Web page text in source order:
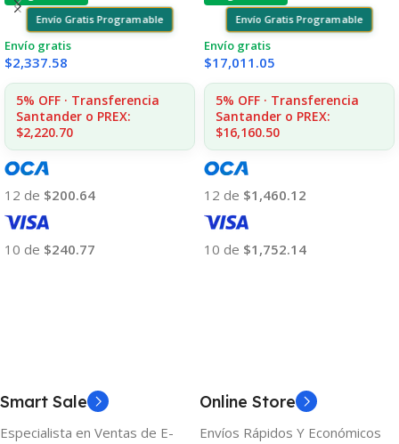
Envío Gratis Programable
Envío gratis
$2,337.58
5% OFF · Transferencia
Santander o PREX:
$2,220.70
12 de $200.64
10 de $240.77
Envío Gratis Programable
Envío gratis
$17,011.05
5% OFF · Transferencia
Santander o PREX:
$16,160.50
12 de $1,460.12
10 de $1,752.14
Smart Sale
Especialista en Ventas de E-
Online Store
Envíos Rápidos Y Económicos